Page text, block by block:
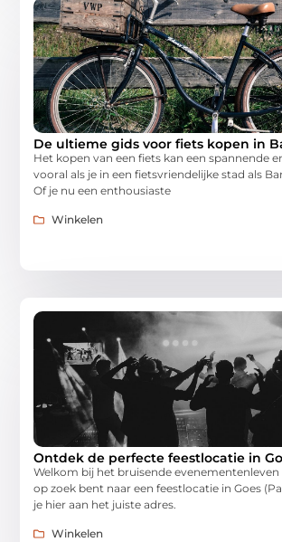
De ultieme gids voor fiets kopen in
Het kopen van een fiets kan een spannende
vooral als je in een fietsvriendelijke stad als
Of je nu een enthousiaste
Winkelen
Ontdek de perfecte feestlocatie in
Welkom bij het bruisende evenementenleven
op zoek bent naar een feestlocatie in Goes
je hier aan het juiste adres.
Winkelen